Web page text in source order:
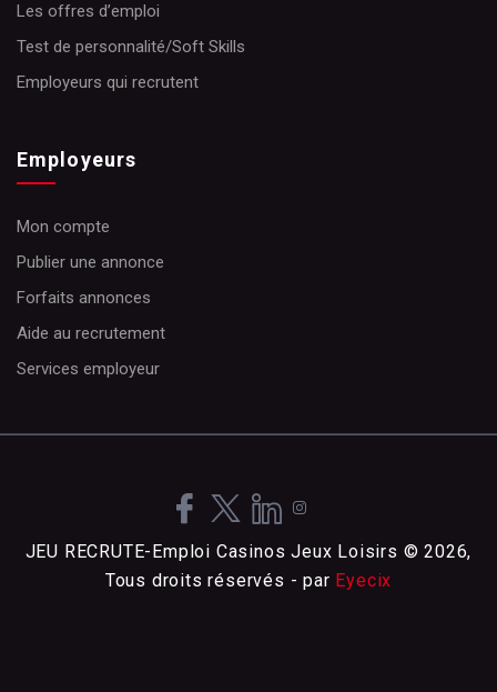
Les offres d’emploi
Test de personnalité/Soft Skills
Employeurs qui recrutent
Employeurs
Mon compte
Publier une annonce
Forfaits annonces
Aide au recrutement
Services employeur
JEU RECRUTE-Emploi Casinos Jeux Loisirs © 2026,
Tous droits réservés - par Eyecix